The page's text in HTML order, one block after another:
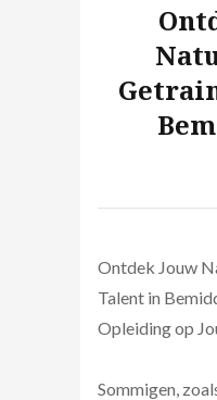
Ontdek Jouw
Talent in
Opleiding op
Sommigen,